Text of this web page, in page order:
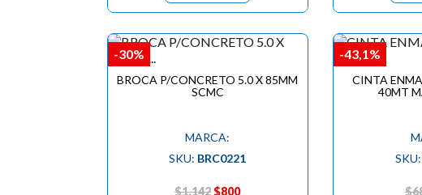
BROCA P/CONCRETO 5.0 X 85MM
SCMC
MARCA:
SKU: BRC0221
$1.142$800
-30%
CINTA
40MT
SKU:
-43,1%